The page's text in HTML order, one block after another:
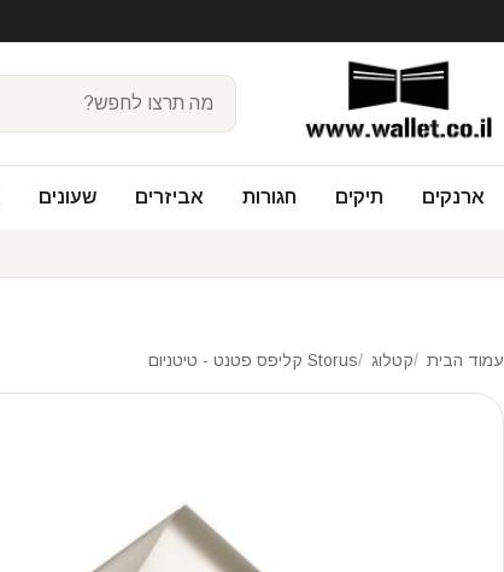
ארנקים תיקים חגורות אביזרים שעונים
עמוד הבית קטלוג Storus קליפס פטנט - טיטניום